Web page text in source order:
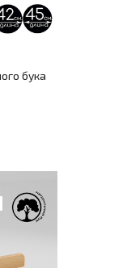
бука
+ 3